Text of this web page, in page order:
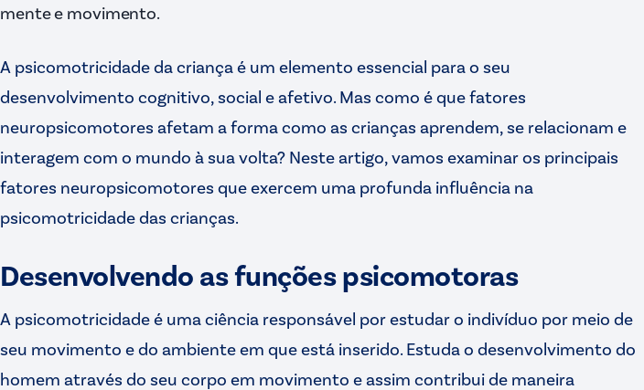
mente e movimento.
A psicomotricidade da criança é um elemento essencial para o seu
desenvolvimento cognitivo, social e afetivo. Mas como é que fatores
neuropsicomotores afetam a forma como as crianças aprendem, se relacionam e
interagem com o mundo à sua volta? Neste artigo, vamos examinar os principais
fatores neuropsicomotores que exercem uma profunda influência na
psicomotricidade das crianças.
Desenvolvendo as funções psicomotoras
A psicomotricidade é uma ciência responsável por estudar o indivíduo por meio de
seu movimento e do ambiente em que está inserido. Estuda o desenvolvimento do
homem através do seu corpo em movimento e assim contribui de maneira